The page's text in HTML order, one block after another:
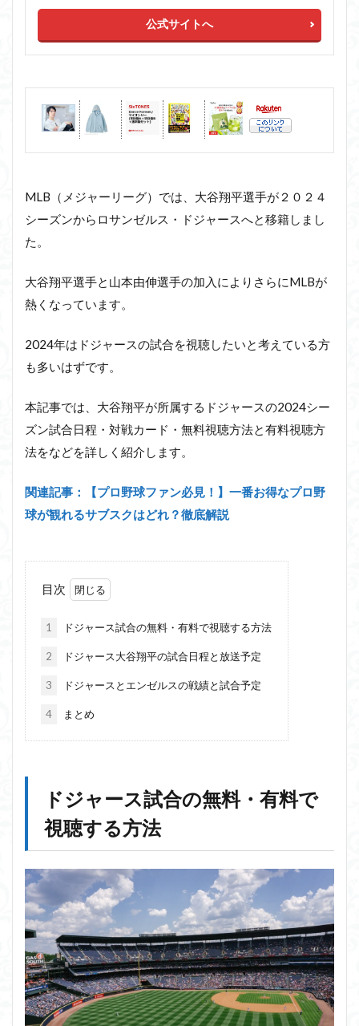
公式サイトへ
MLB（メジャーリーグ）では、大谷翔平選手が２０２４
シーズンからロサンゼルス・ドジャースへと移籍しまし
た。
大谷翔平選手と山本由伸選手の加入によりさらにMLBが
熱くなっています。
2024年はドジャースの試合を視聴したいと考えている方
も多いはずです。
本記事では、大谷翔平が所属するドジャースの2024シー
ズン試合日程・対戦カード・無料視聴方法と有料視聴方
法をなどを詳しく紹介します。
関連記事：【プロ野球ファン必見！】一番お得なプロ野
球が観れるサブスクはどれ？徹底解説
目次
1 ドジャース試合の無料・有料で視聴する方法
2 ドジャース大谷翔平の試合日程と放送予定
3 ドジャースとエンゼルスの戦績と試合予定
4 まとめ
ドジャース試合の無料・有料で
視聴する方法